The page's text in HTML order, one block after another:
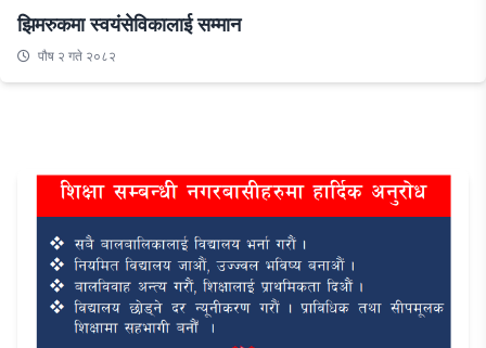
झिमरुकमा स्वयंसेविकालाई सम्मान
पौष २ गते २०८२